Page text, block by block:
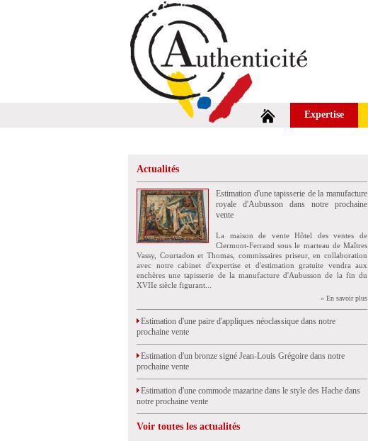
Expertise
Actualités
Estimation d'une tapisserie de la manufacture
royale d'Aubusson dans notre prochaine
vente
La maison de vente Hôtel des ventes de
Clermont-Ferrand sous le marteau de Maîtres
Vassy, Courtadon et Thomas, commissaires priseur, en collaboration
avec notre cabinet d'expertise et d'estimation gratuite vendra aux
enchères une tapisserie de la manufacture d'Aubusson de la fin du
XVIIe siècle figurant...
» En savoir plus
Estimation d'une paire d'appliques néoclassique dans notre
prochaine vente
Estimation d'un bronze signé Jean-Louis Grégoire dans notre
prochaine vente
Estimation d'une commode mazarine dans le style des Hache dans
notre prochaine vente
Voir toutes les actualités